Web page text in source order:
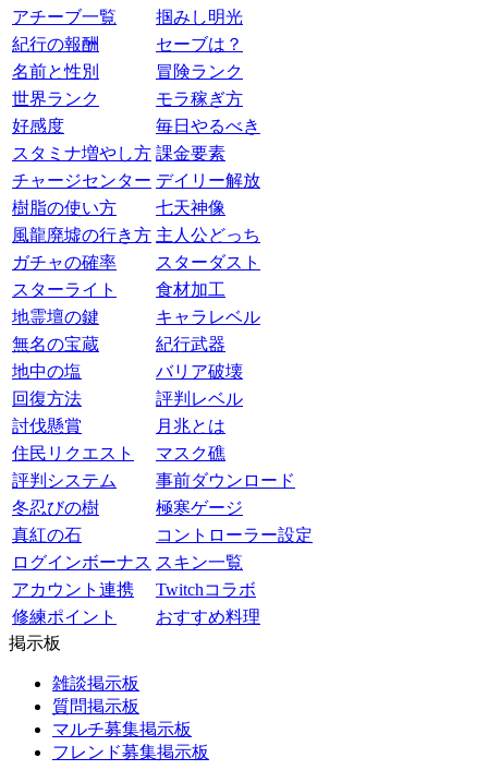
アチーブ一覧
掴みし明光
紀行の報酬
セーブは？
名前と性別
冒険ランク
世界ランク
モラ稼ぎ方
好感度
毎日やるべき
スタミナ増やし方 課金要素
チャージセンター デイリー解放
樹脂の使い方
七天神像
風龍廃墟の行き方 主人公どっち
ガチャの確率
スターダスト
スターライト
食材加工
地霊壇の鍵
キャラレベル
無名の宝蔵
紀行武器
地中の塩
バリア破壊
回復方法
評判レベル
討伐懸賞
月兆とは
住民リクエスト
マスク礁
評判システム
事前ダウンロード
冬忍びの樹
極寒ゲージ
真紅の石
コントローラー設定
ログインボーナス スキン一覧
アカウント連携
Twitchコラボ
修練ポイント
おすすめ料理
掲示板
雑談掲示板
質問掲示板
マルチ募集掲示板
フレンド募集掲示板